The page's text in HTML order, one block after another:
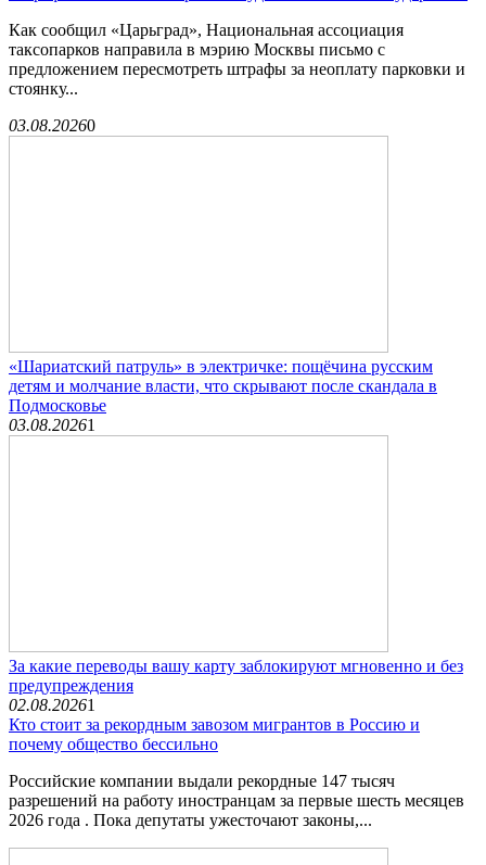
Как сообщил «Царьград», Национальная ассоциация
таксопарков направила в мэрию Москвы письмо с
предложением пересмотреть штрафы за неоплату парковки и
стоянку...
03.08.20260
«Шариатский патруль» в электричке: пощёчина русским
детям и молчание власти, что скрывают после скандала в
Подмосковье
03.08.20261
За какие переводы вашу карту заблокируют мгновенно и без
предупреждения
02.08.20261
Кто стоит за рекордным завозом мигрантов в Россию и
почему общество бессильно
Российские компании выдали рекордные 147 тысяч
разрешений на работу иностранцам за первые шесть месяцев
2026 года . Пока депутаты ужесточают законы,...